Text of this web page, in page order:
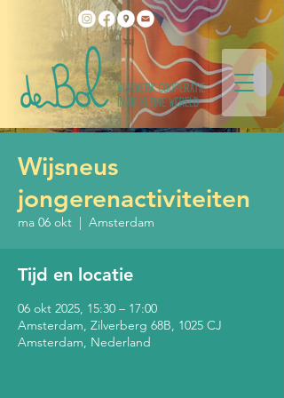
Wijsneus
jongerenactiviteiten
ma 06 okt
  |
Amsterdam
Tijd en locatie
06 okt 2025, 15:30 – 17:00
Amsterdam, Zilverberg 68B, 1025 CJ
Amsterdam, Nederland